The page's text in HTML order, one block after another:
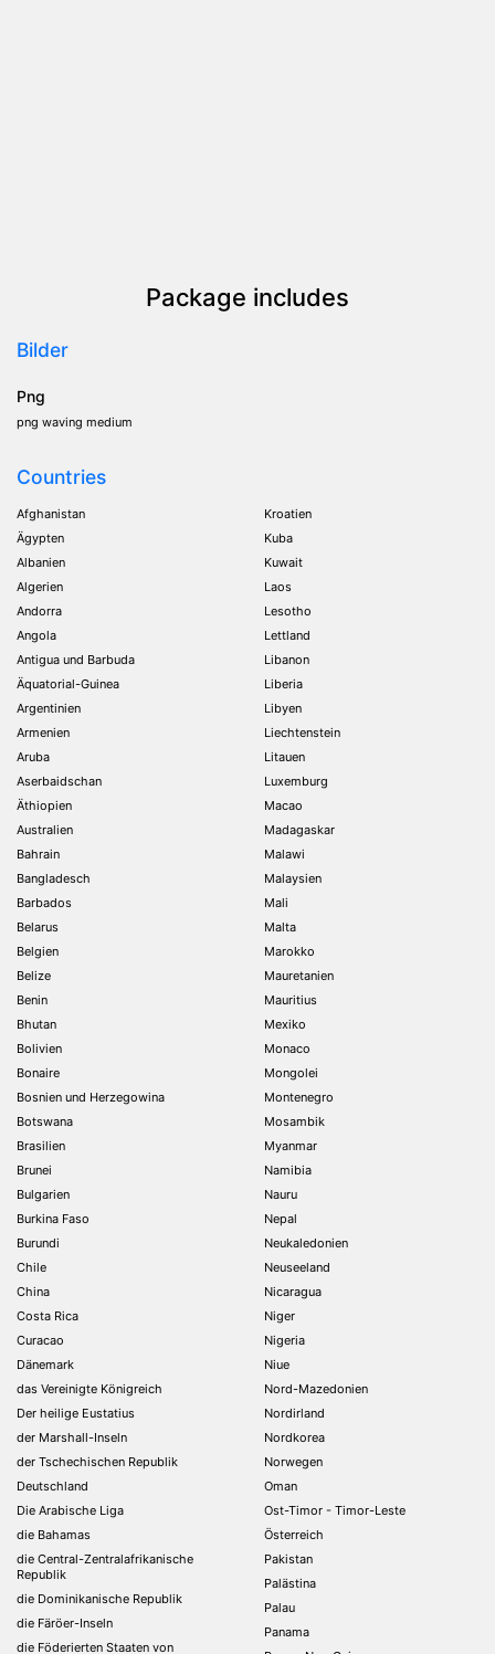
Package includes
Bilder
Png
png waving medium
Countries
Afghanistan
Ägypten
Albanien
Algerien
Andorra
Angola
Antigua und Barbuda
Äquatorial-Guinea
Argentinien
Armenien
Aruba
Aserbaidschan
Äthiopien
Australien
Bahrain
Bangladesch
Barbados
Belarus
Belgien
Belize
Benin
Bhutan
Bolivien
Bonaire
Bosnien und Herzegowina
Botswana
Brasilien
Brunei
Bulgarien
Burkina Faso
Burundi
Chile
China
Costa Rica
Curacao
Dänemark
das Vereinigte Königreich
Der heilige Eustatius
der Marshall-Inseln
der Tschechischen Republik
Deutschland
Die Arabische Liga
die Bahamas
die Central-Zentralafrikanische
Republik
die Dominikanische Republik
die Färöer-Inseln
die Föderierten Staaten von
Kroatien
Kuba
Kuwait
Laos
Lesotho
Lettland
Libanon
Liberia
Libyen
Liechtenstein
Litauen
Luxemburg
Macao
Madagaskar
Malawi
Malaysien
Mali
Malta
Marokko
Mauretanien
Mauritius
Mexiko
Monaco
Mongolei
Montenegro
Mosambik
Myanmar
Namibia
Nauru
Nepal
Neukaledonien
Neuseeland
Nicaragua
Niger
Nigeria
Niue
Nord-Mazedonien
Nordirland
Nordkorea
Norwegen
Oman
Ost-Timor - Timor-Leste
Österreich
Pakistan
Palästina
Palau
Panama